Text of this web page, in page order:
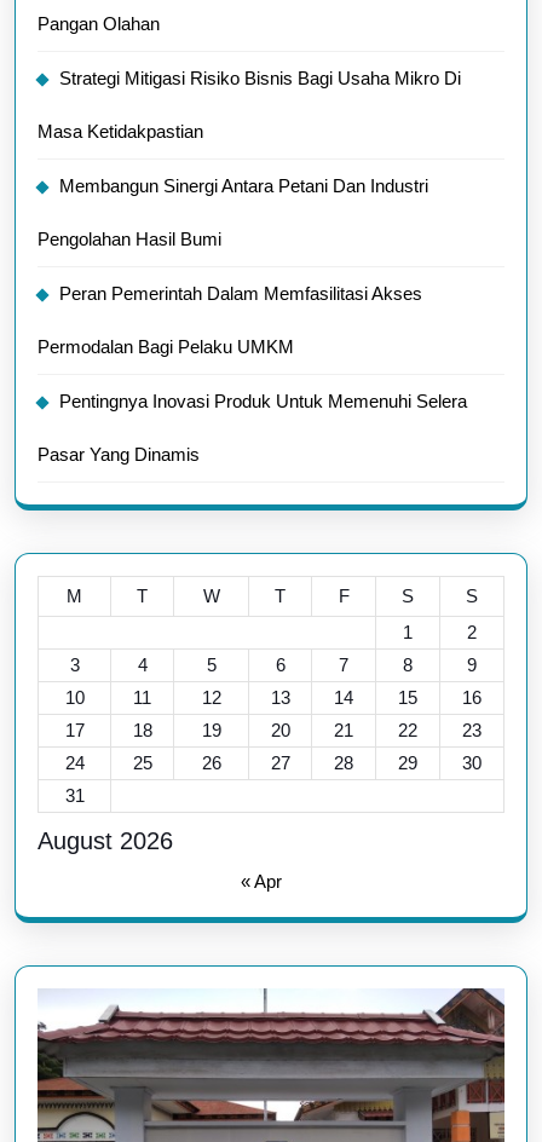
Pangan Olahan
Strategi Mitigasi Risiko Bisnis Bagi Usaha Mikro Di
Masa Ketidakpastian
Membangun Sinergi Antara Petani Dan Industri
Pengolahan Hasil Bumi
Peran Pemerintah Dalam Memfasilitasi Akses
Permodalan Bagi Pelaku UMKM
Pentingnya Inovasi Produk Untuk Memenuhi Selera
Pasar Yang Dinamis
August 2026
M T W T F S
S
1
2
3
4 5 6 7 8
9
10
11 12 13 14 15
16
17
18 19 20 21 22
23
24
25 26 27 28 29
30
31
« Apr